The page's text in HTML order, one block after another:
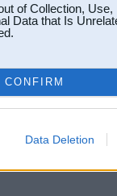
of Collection,
Data that Is
CONFIRM
Data Deletion